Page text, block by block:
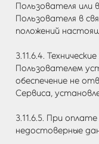
Пользователя или
Пользователя в
положений
3.11.6.4.
Пользователем
обеспечение не
Сервиса,
3.11.6.5. При
недостоверные